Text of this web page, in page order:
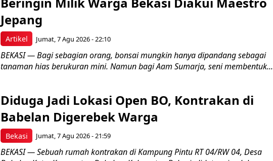
Artikel
Jepang
Jumat, 7 Agu 2026 - 22:10
BEKASI — Bagi sebagian orang, bonsai mungkin hanya dipandang sebagai
tanaman hias berukuran mini. Namun bagi Aam Sumarja, seni membentuk...
Bekasi
Diduga Jadi Lokasi Open BO, Kontrakan di
Babelan Digerebek Warga
Jumat, 7 Agu 2026 - 21:59
BEKASI — Sebuah rumah kontrakan di Kampung Pintu RT 04/RW 04, Desa